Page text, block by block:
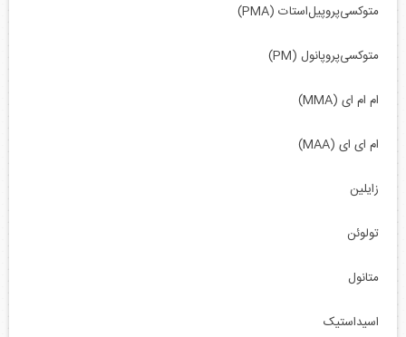
متوکسی‌پروپیل‌استات (PMA)
متوکسی‌پروپانول (PM)
ام ام ای (MMA)
ام ای ای (MAA)
زایلین
تولوئن
متانول
اسیداستیک